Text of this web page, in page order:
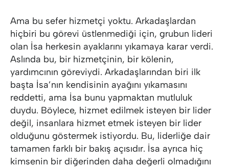
Ama bu sefer hizmetçi yoktu. Arkadaşlardan
hiçbiri bu görevi üstlenmediği için, grubun lideri
olan İsa herkesin ayaklarını yıkamaya karar verdi.
Aslında bu, bir hizmetçinin, bir kölenin,
yardımcının göreviydi. Arkadaşlarından biri ilk
başta İsa’nın kendisinin ayağını yıkamasını
reddetti, ama İsa bunu yapmaktan mutluluk
duydu. Böylece, hizmet edilmek isteyen bir lider
değil, insanlara hizmet etmek isteyen bir lider
olduğunu göstermek istiyordu. Bu, liderliğe dair
tamamen farklı bir bakış açısıdır. İsa ayrıca hiç
kimsenin bir diğerinden daha değerli olmadığını